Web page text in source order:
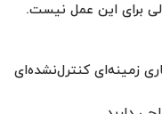
برای این عمل نیست.
زمینه‌ای کنترل‌نشده‌ای